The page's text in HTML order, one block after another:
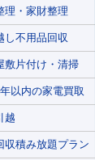
理・家財整理
し不用品回収
敷片付け・清掃
以内の家電買取
越
収積み放題プラン